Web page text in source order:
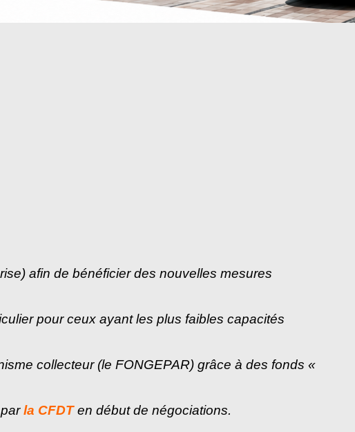
afin de bénéficier des nouvelles mesures
pour ceux ayant les plus faibles capacités
collecteur (le FONGEPAR) grâce à des fonds «
la CFDTen début de négociations.